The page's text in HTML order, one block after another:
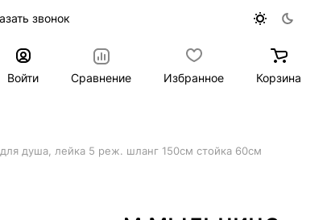
звонок
Войти Сравнение Избранное Корзина
душа, лейка 5 реж. шланг 150см стойка 60см